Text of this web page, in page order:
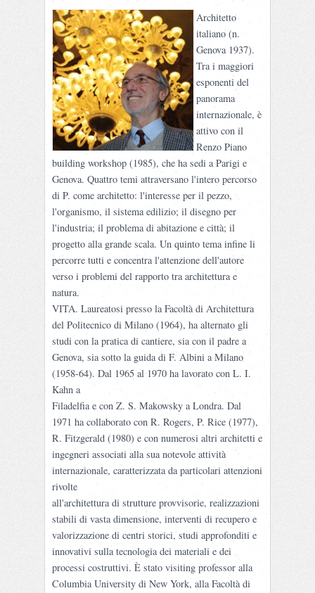
Architetto
italiano (n.
Genova 1937).
Tra i maggiori
esponenti del
panorama
internazionale, è
attivo con il
Renzo Piano
building workshop (1985), che ha sedi a Parigi e
Genova. Quattro temi attraversano l'intero percorso
di P. come architetto: l'interesse per il pezzo,
l'organismo, il sistema edilizio; il disegno per
l'industria; il problema di abitazione e città; il
progetto alla grande scala. Un quinto tema infine li
percorre tutti e concentra l'attenzione dell'autore
verso i problemi del rapporto tra architettura e
natura.
VITA. Laureatosi presso la Facoltà di Architettura
del Politecnico di Milano (1964), ha alternato gli
studi con la pratica di cantiere, sia con il padre a
Genova, sia sotto la guida di F. Albini a Milano
(1958-64). Dal 1965 al 1970 ha lavorato con L. I.
Kahn a
Filadelfia e con Z. S. Makowsky a Londra. Dal
1971 ha collaborato con R. Rogers, P. Rice (1977),
R. Fitzgerald (1980) e con numerosi altri architetti e
ingegneri associati alla sua notevole attività
internazionale, caratterizzata da particolari attenzioni
rivolte
all'architettura di strutture provvisorie, realizzazioni
stabili di vasta dimensione, interventi di recupero e
valorizzazione di centri storici, studi approfonditi e
innovativi sulla tecnologia dei materiali e dei
processi costruttivi. È stato visiting professor alla
Columbia University di New York, alla Facoltà di